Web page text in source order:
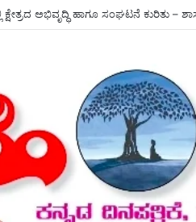
ಅಭಿವೃದ್ಧಿ ಹಾಗೂ ಸಂಘಟನೆ ಕುರಿತು –